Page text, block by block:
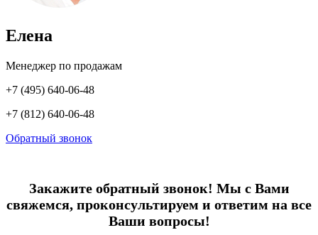
Елена
Менеджер по продажам
+7 (495) 640-06-48
+7 (812) 640-06-48
Обратный звонок
Закажите обратный звонок! Мы с Вами
свяжемся, проконсультируем и ответим на все
Ваши вопросы!